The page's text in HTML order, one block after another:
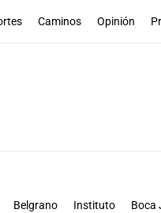
Caminos Opinión
Belgrano Instituto Boca